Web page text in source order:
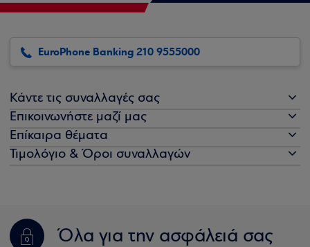
EuroPhone Banking 210 9555000
Κάντε τις συναλλαγές σας
Επικοινωνήστε μαζί μας
Επίκαιρα θέματα
Τιμολόγιο & Όροι συναλλαγών
Όλα για την ασφάλειά σας